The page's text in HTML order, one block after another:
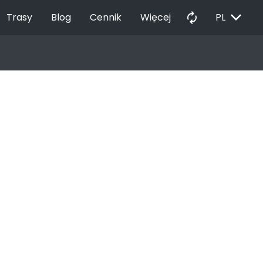
Trasy Blog Cennik Więcej autorenew PL EXPAND_MORE